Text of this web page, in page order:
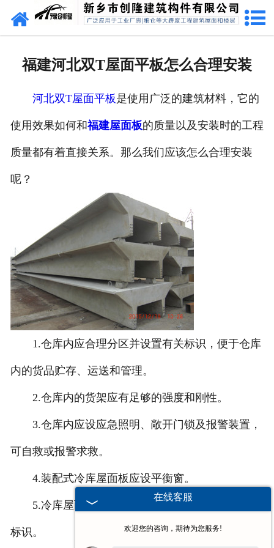
网站首页
联系我们
福建河北双T屋面平板怎么合理安装
河北双T屋面平板是使用广泛的建筑材料，它的
使用效果如何和福建屋面板的质量以及安装时的工程
质量都有着直接关系。那么我们应该怎么合理安装
呢？
1.仓库内应合理分区并设置有关标识，便于仓库
内的货品贮存、运送和管理。
2.仓库内的货架应有足够的强度和刚性。
3.仓库内应设应急照明、敞开门锁及报警装置，
可自救或报警求救。
4.装配式冷库屋面板应设平衡窗。
5.冷库屋面板门附近应设防橦护栏，并有夺目的
标识。
在线客服
欢迎您的咨询，期待为您服务!